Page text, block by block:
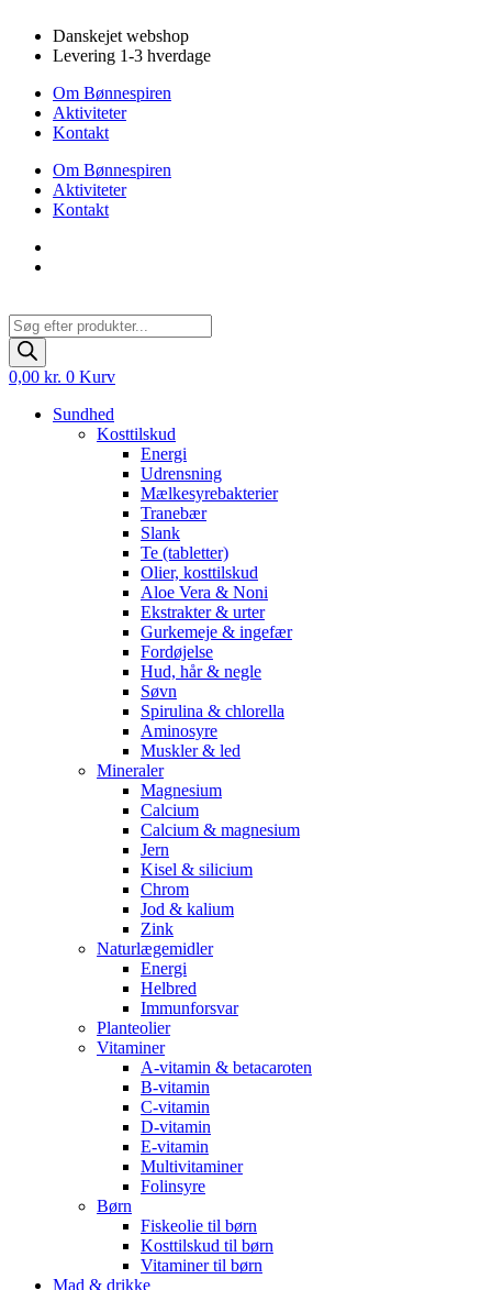
indhold
Danskejet webshop
Levering 1-3 hverdage
Om Bønnespiren
Aktiviteter
Kontakt
Om Bønnespiren
Aktiviteter
Kontakt
Products
search
0,00 kr. 0 Kurv
Sundhed
Kosttilskud
Energi
Udrensning
Mælkesyrebakterier
Tranebær
Slank
Te (tabletter)
Olier, kosttilskud
Aloe Vera & Noni
Ekstrakter & urter
Gurkemeje & ingefær
Fordøjelse
Hud, hår & negle
Søvn
Spirulina & chlorella
Aminosyre
Muskler & led
Mineraler
Magnesium
Calcium
Calcium & magnesium
Jern
Kisel & silicium
Chrom
Jod & kalium
Zink
Naturlægemidler
Energi
Helbred
Immunforsvar
Planteolier
Vitaminer
A-vitamin & betacaroten
B-vitamin
C-vitamin
D-vitamin
E-vitamin
Multivitaminer
Folinsyre
Børn
Fiskeolie til børn
Kosttilskud til børn
Vitaminer til børn
Mad & drikke